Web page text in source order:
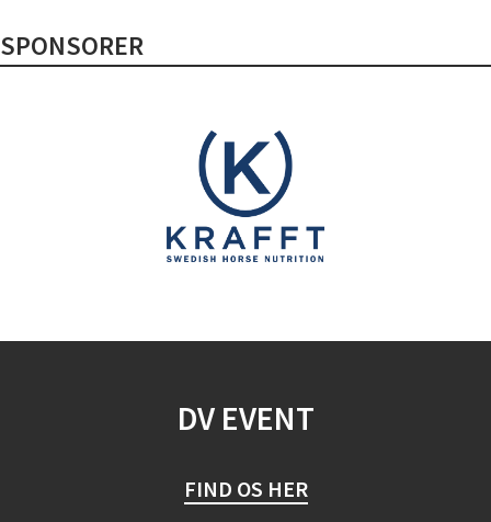
SPONSORER
DV EVENT
FIND OS HER